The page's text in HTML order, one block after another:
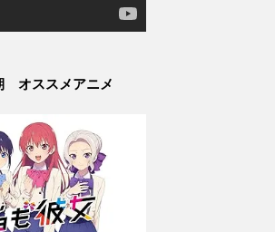
オススメアニメ